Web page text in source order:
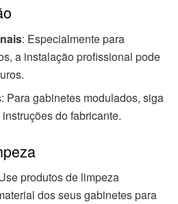
: Especialmente para
a instalação profissional pode
: Para gabinetes modulados, siga
do fabricante.
produtos de limpeza
dos seus gabinetes para